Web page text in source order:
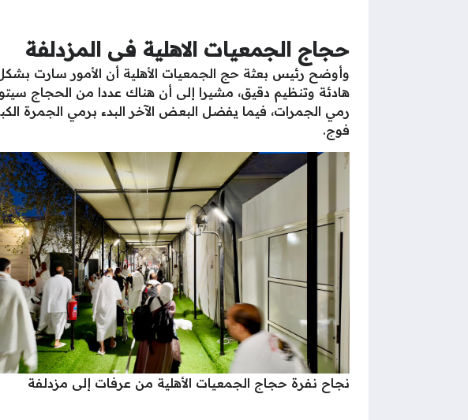
حجاج الجمعيات الاهلية فى المزدلفة
وأوضح رئيس بعثة حج الجمعيات الأهلية أن الأمور سارت
هادئة وتنظيم دقيق، مشيرا إلى أن هناك عددا من الحجاج
رمي الجمرات، فيما يفضل البعض الآخر البدء برمي الجمرة
فوج.
نجاح نفرة حجاج الجمعيات الأهلية من عرفات إلى مزدلفة